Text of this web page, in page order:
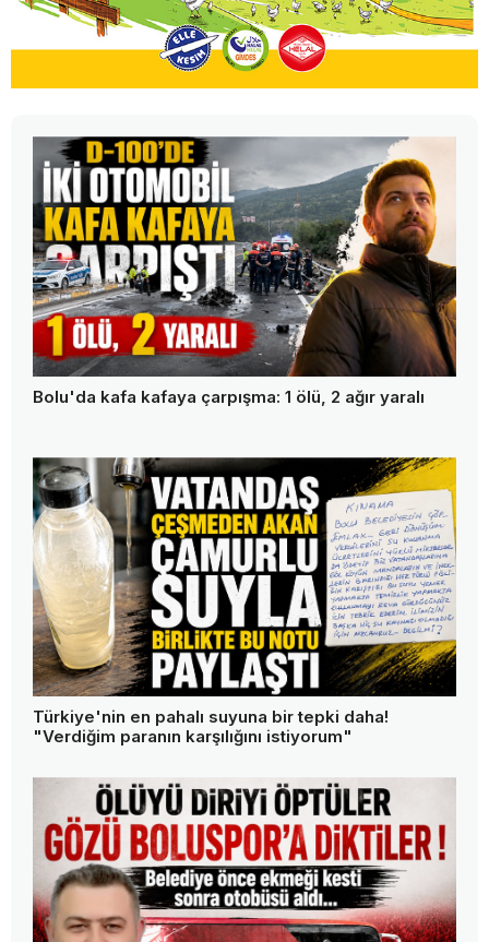
Bolu'da kafa kafaya çarpışma: 1 ölü, 2 ağır yaralı
Türkiye'nin en pahalı suyuna bir tepki daha!
"Verdiğim paranın karşılığını istiyorum"